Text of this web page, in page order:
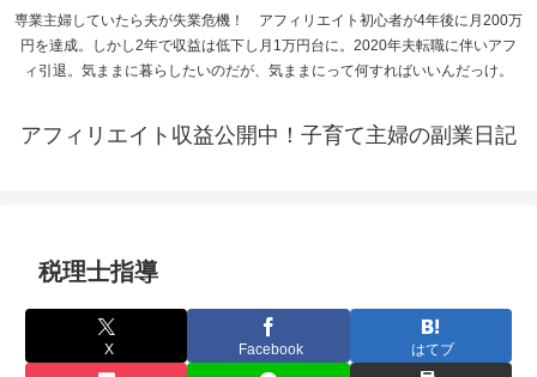
専業主婦していたら夫が失業危機！ アフィリエイト初心者が4年後に月200万
円を達成。しかし2年で収益は低下し月1万円台に。2020年夫転職に伴いアフ
ィ引退。気ままに暮らしたいのだが、気ままにって何すればいいんだっけ。
アフィリエイト収益公開中！子育て主婦の副業日記
税理士指導
X Facebook はてブ